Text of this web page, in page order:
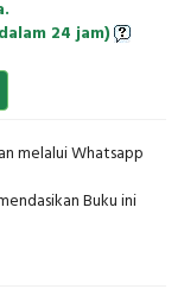
24 jam)
melalui Whatsapp
Buku ini